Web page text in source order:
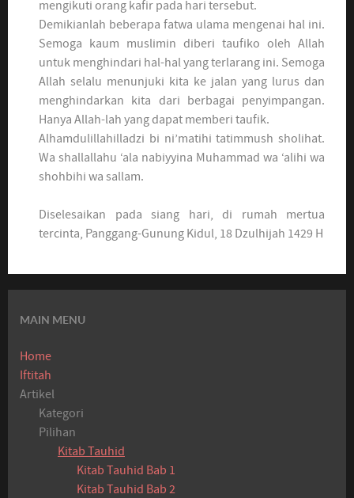
mengikuti orang kafir pada hari tersebut.
Demikianlah beberapa fatwa ulama mengenai hal ini.
Semoga kaum muslimin diberi taufiko oleh Allah
untuk menghindari hal-hal yang terlarang ini. Semoga
Allah selalu menunjuki kita ke jalan yang lurus dan
menghindarkan kita dari berbagai penyimpangan.
Hanya Allah-lah yang dapat memberi taufik.
Alhamdulillahilladzi bi ni’matihi tatimmush sholihat.
Wa shallallahu ‘ala nabiyyina Muhammad wa ‘alihi wa
shohbihi wa sallam.
Diselesaikan pada siang hari, di rumah mertua
tercinta, Panggang-Gunung Kidul, 18 Dzulhijah 1429 H
MAIN MENU
Home
Iftitah
Artikel
Kategori
Pilihan
Kitab Tauhid
Kitab Tauhid Bab 1
Kitab Tauhid Bab 2